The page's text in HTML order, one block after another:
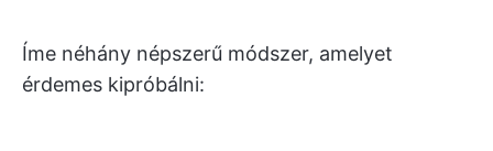
Íme néhány népszerű módszer, amelyet
érdemes kipróbálni: